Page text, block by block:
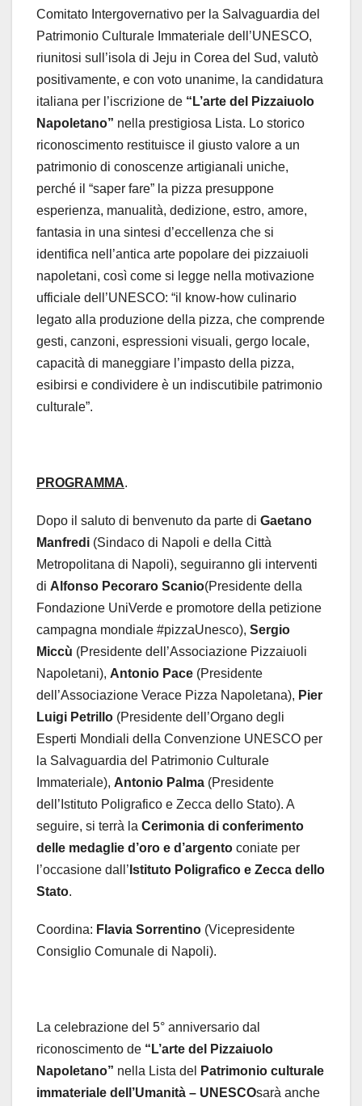
Comitato Intergovernativo per la Salvaguardia del
Patrimonio Culturale Immateriale dell’UNESCO,
riunitosi sull’isola di Jeju in Corea del Sud, valutò
positivamente, e con voto unanime, la candidatura
italiana per l’iscrizione de “L’arte del Pizzaiuolo
Napoletano” nella prestigiosa Lista. Lo storico
riconoscimento restituisce il giusto valore a un
patrimonio di conoscenze artigianali uniche,
perché il “saper fare” la pizza presuppone
esperienza, manualità, dedizione, estro, amore,
fantasia in una sintesi d’eccellenza che si
identifica nell’antica arte popolare dei pizzaiuoli
napoletani, così come si legge nella motivazione
ufficiale dell’UNESCO: “il know-how culinario
legato alla produzione della pizza, che comprende
gesti, canzoni, espressioni visuali, gergo locale,
capacità di maneggiare l’impasto della pizza,
esibirsi e condividere è un indiscutibile patrimonio
culturale”.
PROGRAMMA.
Dopo il saluto di benvenuto da parte di Gaetano
Manfredi (Sindaco di Napoli e della Città
Metropolitana di Napoli), seguiranno gli interventi
di Alfonso Pecoraro Scanio(Presidente della
Fondazione UniVerde e promotore della petizione
campagna mondiale #pizzaUnesco), Sergio
Miccù (Presidente dell’Associazione Pizzaiuoli
Napoletani), Antonio Pace (Presidente
dell’Associazione Verace Pizza Napoletana), Pier
Luigi Petrillo (Presidente dell’Organo degli
Esperti Mondiali della Convenzione UNESCO per
la Salvaguardia del Patrimonio Culturale
Immateriale), Antonio Palma (Presidente
dell’Istituto Poligrafico e Zecca dello Stato). A
seguire, si terrà la Cerimonia di conferimento
delle medaglie d’oro e d’argento coniate per
l’occasione dall’ Istituto Poligrafico e Zecca dello
Stato.
Coordina: Flavia Sorrentino (Vicepresidente
Consiglio Comunale di Napoli).
La celebrazione del 5° anniversario dal
riconoscimento de “L’arte del Pizzaiuolo
Napoletano” nella Lista del
Patrimonio culturale
immateriale dell’Umanità – UNESCOsarà anche